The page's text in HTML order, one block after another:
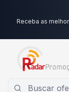
Receba as